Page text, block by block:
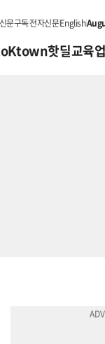
신문구독전자신문English
핫딜교육